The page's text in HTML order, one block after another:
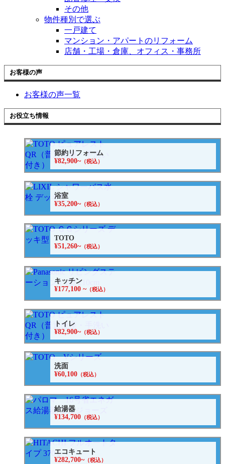
その他
物件種別で選ぶ
一戸建て
マンション・アパートのリフォーム
店舗・工場・倉庫、オフィス・事務所
お客様の声
お客様の声一覧
お役立ち情報
節約リフォーム
¥82,900~（税込）
浴室
¥35,200~（税込）
TOTO
¥51,260~（税込）
キッチン
¥177,100 ~（税込）
トイレ
¥82,900~（税込）
洗面
¥60,100 （税込）
給湯器
¥134,700 （税込）
エコキュート
¥282,700~（税込）